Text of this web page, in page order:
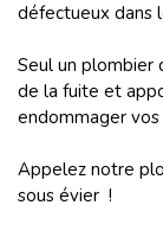
défectueux dans
Seul un plombier
de la fuite et
endommager
Appelez notre
sous évier !